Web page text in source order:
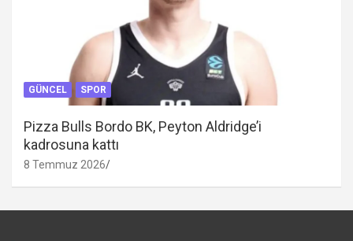
GÜNCEL SPOR
Pizza Bulls Bordo BK, Peyton Aldridge’i
kadrosuna kattı
8 Temmuz 2026